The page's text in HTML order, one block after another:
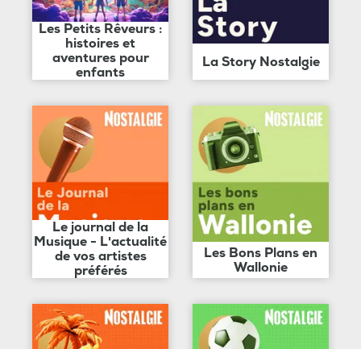
Les Petits Rêveurs :
histoires et
aventures pour
enfants
La Story Nostalgie
Le journal de la
Musique - L'actualité
de vos artistes
préférés
Les Bons Plans en
Wallonie